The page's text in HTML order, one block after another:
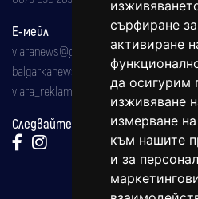
сърфиране
активиране
да осигурим
изживяване
измерване
към нашите
и за
Е-мейл
viaranews@gmail.com
balgarkanews@gmail.com
viara_reklama@mail.bg
Следвайте ни: